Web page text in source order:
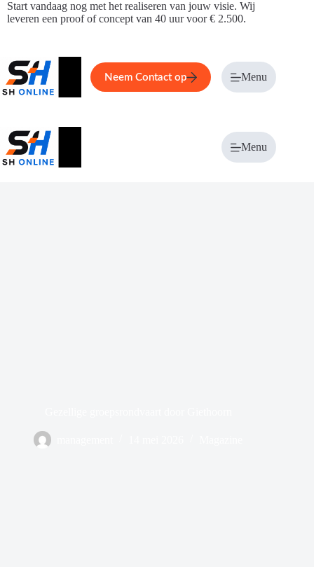
Ga
naar
Start vandaag nog met het realiseren van jouw visie. Wij
leveren een proof of concept van 40 uur voor € 2.500.
Home Service Over ons
Neem Contact op Menu
Menu